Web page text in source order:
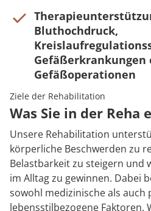
Bluthochdruck,
Gefäßerkrankungen
Gefäßoperationen
Ziele der Rehabilitation
Was Sie in der Reha
Unsere Rehabilitation
körperliche Beschwerden zu
Belastbarkeit zu steigern und
im Alltag zu gewinnen. Dabei
sowohl medizinische als auch
lebensstilbezogene Faktoren.